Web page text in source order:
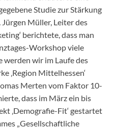
Studie zur Stärkung
Müller, Leiter des
berichtete, dass man
Workshop viele
werden wir im Laufe des
‚Region Mittelhessen‘
Merten vom Faktor 10-
dass im März ein bis
‚Demografie-Fit‘ gestartet
„Gesellschaftliche